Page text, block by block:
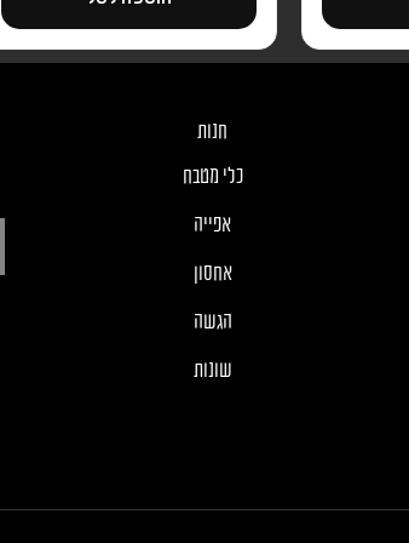
חנות
כלי מטבח
אפייה
אחסון
הגשה
שונות